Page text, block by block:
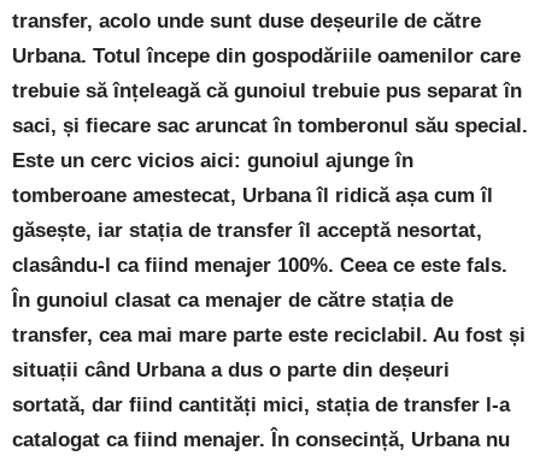
transfer, acolo unde sunt duse deșeurile de către
Urbana. Totul începe din gospodăriile oamenilor care
trebuie să înțeleagă că gunoiul trebuie pus separat în
saci, și fiecare sac aruncat în tomberonul său special.
Este un cerc vicios aici: gunoiul ajunge în
tomberoane amestecat, Urbana îl ridică așa cum îl
găsește, iar stația de transfer îl acceptă nesortat,
clasându-l ca fiind menajer 100%. Ceea ce este fals.
În gunoiul clasat ca menajer de către stația de
transfer, cea mai mare parte este reciclabil. Au fost și
situații când Urbana a dus o parte din deșeuri
sortată, dar fiind cantități mici, stația de transfer l-a
catalogat ca fiind menajer. În consecință, Urbana nu